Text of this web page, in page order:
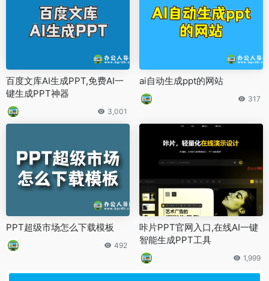
百度文库AI生成PPT,免费AI一
键生成PPT神器
3,001
ai自动生成ppt的网站
317
PPT超级市场怎么下载模板
492
咔片PPT官网入口,在线AI一键
智能生成PPT工具
1,999